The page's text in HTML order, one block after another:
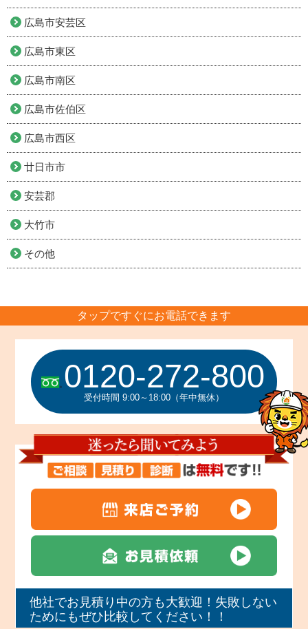
広島市安芸区
広島市東区
広島市南区
広島市佐伯区
広島市西区
廿日市市
安芸郡
大竹市
その他
タップですぐにお電話できます
0120-272-800
受付時間 9:00～18:00（年中無休）
他社でお見積り中の方も大歓迎！失敗しない
ためにもぜひ比較してください！！